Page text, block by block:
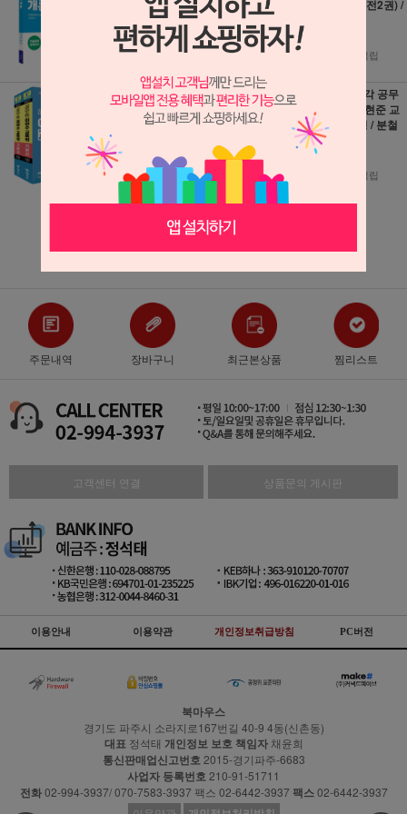
교육학개론 (개정4
판) / 서원각 / 분철
가능
18,000원
육학 세트 (전2권) /
2,500원 적립
2027 해커스공무
원 이이수 교육학
기본서(9.7급) - 전
2권 / 분철가능
43,200원
480원 적립
2026 박문각 공무
원 No.1 오현준 교
육관계법령 / 분철
가능
22,500원
1,250원 적립
더보기 ▼
주문내역 장바구니 최근본상품 찜리스트
고객센터 연결 상품문의 게시판
이용안내 이용약관 개인정보취급방침 PC버전
북마우스
경기도 파주시 소라지로167번길 40-9 4동(신촌동)
대표 정석태 개인정보 보호 책임자채윤희
통신판매업신고번호 2015-경기파주-6683
사업자 등록번호210-91-51711
전화02-994-3937/ 070-7583-3937 팩스 02-6442-3937 팩스02-6442-3937